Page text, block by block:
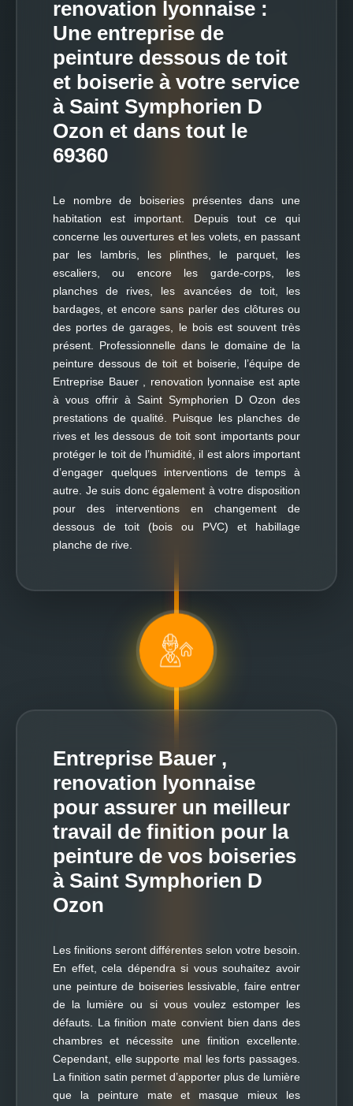
renovation lyonnaise :
Une entreprise de
peinture dessous de toit
et boiserie à votre service
à Saint Symphorien D
Ozon et dans tout le
69360
Le nombre de boiseries présentes dans une
habitation est important. Depuis tout ce qui
concerne les ouvertures et les volets, en passant
par les lambris, les plinthes, le parquet, les
escaliers, ou encore les garde-corps, les
planches de rives, les avancées de toit, les
bardages, et encore sans parler des clôtures ou
des portes de garages, le bois est souvent très
présent. Professionnelle dans le domaine de la
peinture dessous de toit et boiserie, l’équipe de
Entreprise Bauer , renovation lyonnaise est apte
à vous offrir à Saint Symphorien D Ozon des
prestations de qualité. Puisque les planches de
rives et les dessous de toit sont importants pour
protéger le toit de l’humidité, il est alors important
d’engager quelques interventions de temps à
autre. Je suis donc également à votre disposition
pour des interventions en changement de
dessous de toit (bois ou PVC) et habillage
planche de rive.
Entreprise Bauer ,
renovation lyonnaise
pour assurer un meilleur
travail de finition pour la
peinture de vos boiseries
à Saint Symphorien D
Ozon
Les finitions seront différentes selon votre besoin.
En effet, cela dépendra si vous souhaitez avoir
une peinture de boiseries lessivable, faire entrer
de la lumière ou si vous voulez estomper les
défauts. La finition mate convient bien dans des
chambres et nécessite une finition excellente.
Cependant, elle supporte mal les forts passages.
La finition satin permet d’apporter plus de lumière
que la peinture mate et masque mieux les